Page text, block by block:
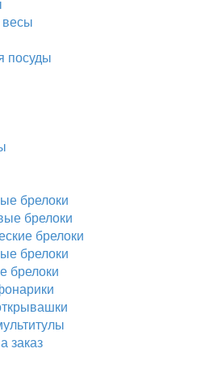
посуды
брелоки
брелоки
брелоки
брелоки
брелоки
заказ